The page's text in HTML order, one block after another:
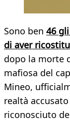
Sono ben 46
di aver
dopo la morte
mafiosa del
Mineo,
realtà accusato
riconosciuto